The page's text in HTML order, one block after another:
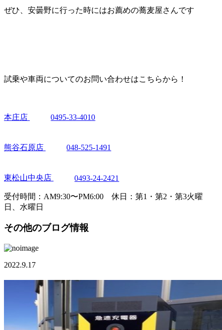
ぜひ、安曇野に行った時にはお薦めの蕎麦屋さんです
試乗や車両についてのお問い合わせはこちらから！
本庄店 0495-33-4010
熊谷石原店 048-525-1491
東松山中央店 0493-24-2421
受付時間：AM9:30〜PM6:00 休日：第1・第2・第3火曜
日、水曜日
その他のブログ情報
2022.9.17